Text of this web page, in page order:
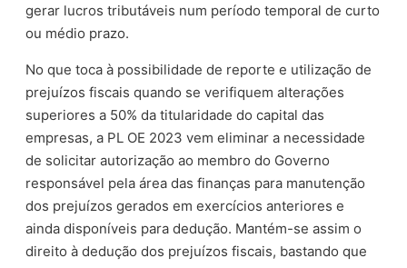
gerar lucros tributáveis num período temporal de curto
ou médio prazo.
No que toca à possibilidade de reporte e utilização de
prejuízos fiscais quando se verifiquem alterações
superiores a 50% da titularidade do capital das
empresas, a PL OE 2023 vem eliminar a necessidade
de solicitar autorização ao membro do Governo
responsável pela área das finanças para manutenção
dos prejuízos gerados em exercícios anteriores e
ainda disponíveis para dedução. Mantém-se assim o
direito à dedução dos prejuízos fiscais, bastando que